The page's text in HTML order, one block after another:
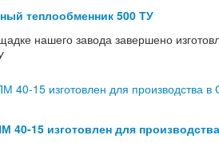
теплообменник 500 ТУ
нашего завода завершено
40-15 изготовлен для